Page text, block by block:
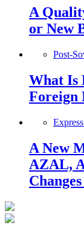
A
or New
Post-
What Is
Foreign
A New
AZAL,